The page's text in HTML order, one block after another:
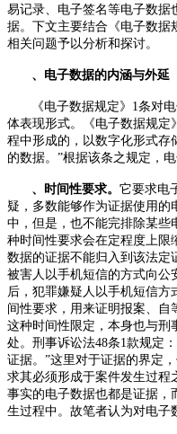
易记录、电子签名等电子数据
据。下文主要结合《电子数据
相关问题予以分析和探讨。
、电子数据的内涵与外延
《电子数据规定》 1 条对
体表现形式。《电子数据规定》
程中形成的，以数字化形式存
的数据。”根据该条之规定，
、时间性要求。 它要求电
疑，多数能够作为证据使用的
中，但是，也不能完排除某些
种时间性要求会在定程度上限
数据的证据不能归入到该法定
被害人以手机短信的方式向公
后，犯罪嫌疑人以手机短信
间性要求，用来证明报案、自
这种时间性限定，本身也与刑
处。刑事诉讼法48条1 款规定
证据。”这里对于证据的界定
求其必须形成于案件发生过程
事实的电子数据也都是证据，
生过程中。故笔者认为对电子